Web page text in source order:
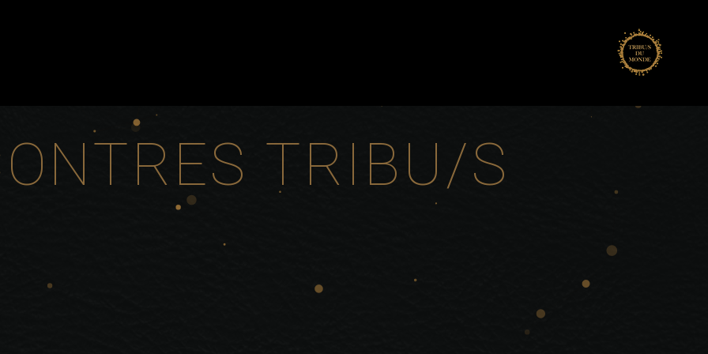
TRIBU/S